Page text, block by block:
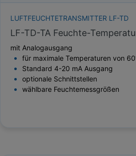
LUFTFEUCHTETRANSMITTER LF-TD
LF-TD-TA Feuchte-
mit Analogausgang
für maximale Temperaturen von
Standard 4-20 mA Ausgang
optionale Schnittstellen
wählbare Feuchtemessgrößen